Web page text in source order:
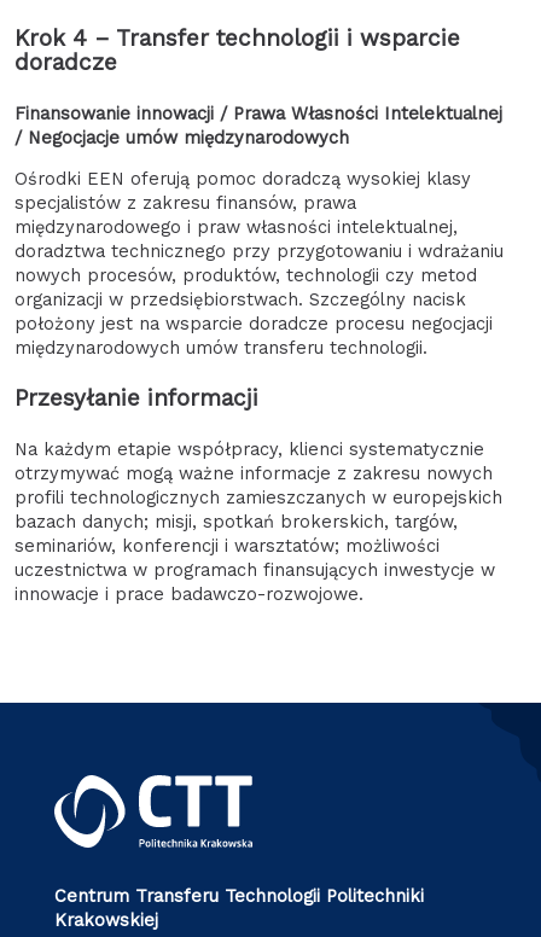
Krok 4 – Transfer technologii i wsparcie
doradcze
Finansowanie innowacji / Prawa Własności Intelektualnej
/ Negocjacje umów międzynarodowych
Ośrodki EEN oferują pomoc doradczą wysokiej klasy
specjalistów z zakresu finansów, prawa
międzynarodowego i praw własności intelektualnej,
doradztwa technicznego przy przygotowaniu i wdrażaniu
nowych procesów, produktów, technologii czy metod
organizacji w przedsiębiorstwach. Szczególny nacisk
położony jest na wsparcie doradcze procesu negocjacji
międzynarodowych umów transferu technologii.
Przesyłanie informacji
Na każdym etapie współpracy, klienci systematycznie
otrzymywać mogą ważne informacje z zakresu nowych
profili technologicznych zamieszczanych w europejskich
bazach danych; misji, spotkań brokerskich, targów,
seminariów, konferencji i warsztatów; możliwości
uczestnictwa w programach finansujących inwestycje w
innowacje i prace badawczo-rozwojowe.
Centrum Transferu Technologii Politechniki
Krakowskiej